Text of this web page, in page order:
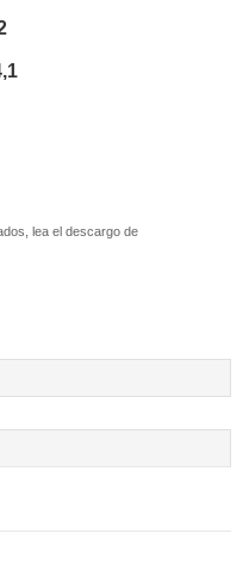
lea el descargo de